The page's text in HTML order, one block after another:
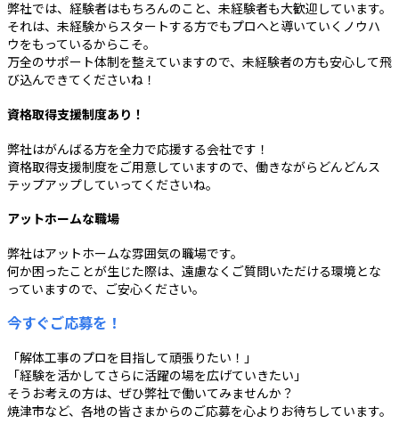
弊社では、経験者はもちろんのこと、未経験者も大歓迎しています。
それは、未経験からスタートする方でもプロへと導いていくノウハ
ウをもっているからこそ。
万全のサポート体制を整えていますので、未経験者の方も安心して飛
び込んできてくださいね！
資格取得支援制度あり！
弊社はがんばる方を全力で応援する会社です！
資格取得支援制度をご用意していますので、働きながらどんどんス
テップアップしていってくださいね。
アットホームな職場
弊社はアットホームな雰囲気の職場です。
何か困ったことが生じた際は、遠慮なくご質問いただける環境とな
っていますので、ご安心ください。
今すぐご応募を！
「解体工事のプロを目指して頑張りたい！」
「経験を活かしてさらに活躍の場を広げていきたい」
そうお考えの方は、ぜひ弊社で働いてみませんか？
焼津市など、各地の皆さまからのご応募を心よりお待ちしています。